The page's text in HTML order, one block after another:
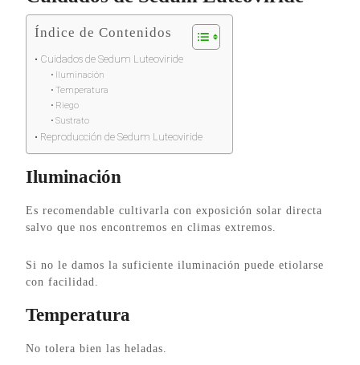
Índice de Contenidos
Cuidados de Sedum Luteoviride
Iluminación
Temperatura
Riego
Sustrato
Reproducción de Sedum Luteoviride
Iluminación
Es recomendable cultivarla con exposición solar directa
salvo que nos encontremos en climas extremos.
Si no le damos la suficiente iluminación puede etiolarse
con facilidad.
Temperatura
No tolera bien las heladas.